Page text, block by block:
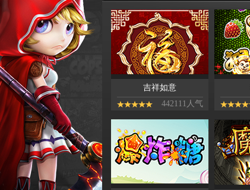
吉祥如意
442111人气